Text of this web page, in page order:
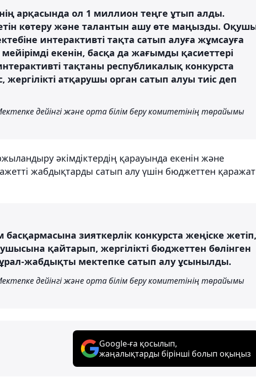
арқасында ол 1 миллион теңге ұтып алды.
көтеру және талантын ашу өте маңызды.
интерактивті тақта сатып алуға жұмсауға
мейірімді екенін, басқа да жағымды қасиеттері
тақтаны республикалық конкурста
атқарушы орган сатып алуы тиіс деп
дейінгі және орта білім беру комитетінің төрайымы
әкімдіктердің қарауында екенін және
жабдықтарды сатып алу үшін бюджеттен қаражат
зияткерлік конкурста жеңіске жетіп,
қайтарып, жергілікті бюджеттен бөлінген
жабдықты мектепке сатып алу ұсынылды.
дейінгі және орта білім беру комитетінің төрайымы
Google-ға қосылып,
жаңалықтарды бірінші болып оқыңыз